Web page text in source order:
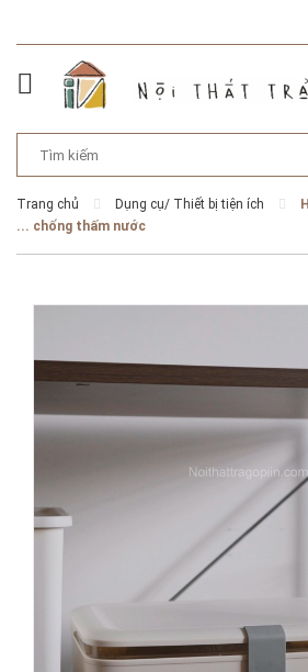
Trang chủ Dụng cụ/ Thiết bị tiện ích
... chống thấm nước